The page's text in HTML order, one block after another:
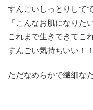
すんごいしっとりして
「こんなお肌になりた
これまで生きてきてこ
すんごい気持ちいい！！
ただなめらかで繊細な